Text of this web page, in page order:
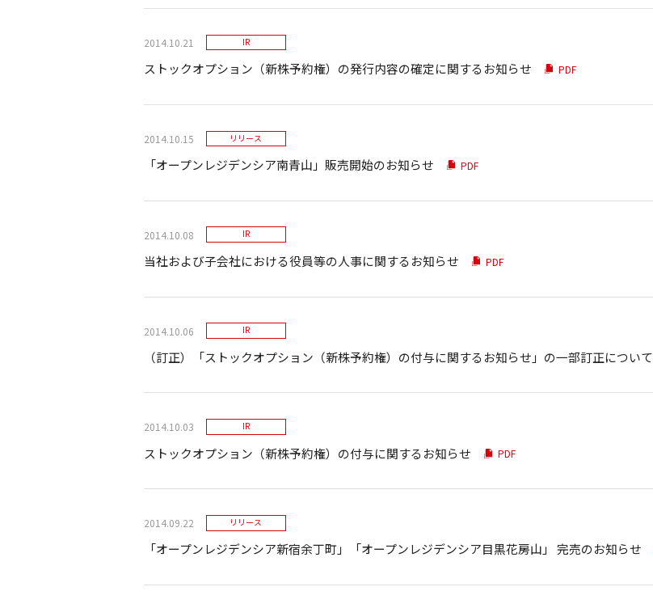
2014.10.21 IR
ストックオプション（新株予約権）の発行内容の確定に関するお知らせ PDF
2014.10.15 リリース
「オープンレジデンシア南青山」販売開始のお知らせ PDF
2014.10.08 IR
当社および子会社における役員等の人事に関するお知らせ PDF
2014.10.06 IR
（訂正）「ストックオプション（新株予約権）の付与に関するお知らせ」の一部訂正について
2014.10.03 IR
ストックオプション（新株予約権）の付与に関するお知らせ PDF
2014.09.22 リリース
「オープンレジデンシア新宿余丁町」「オープンレジデンシア目黒花房山」 完売のお知らせ